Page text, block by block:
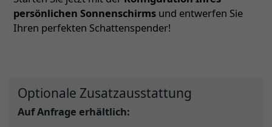
persönlichen Sonnenschirms und entwerfen Sie
Ihren perfekten Schattenspender!
Optionale Zusatzausstattung
Auf Anfrage erhältlich: